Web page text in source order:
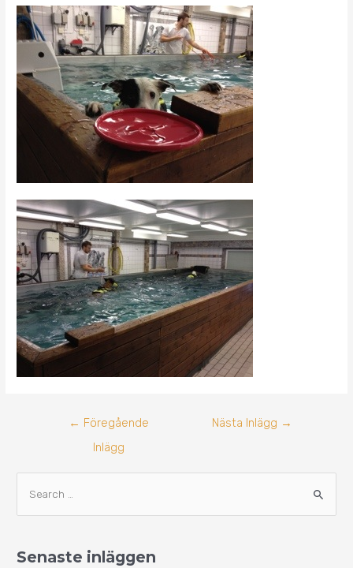
← Föregående
Inlägg
Nästa Inlägg →
ö
e
Senaste inläggen